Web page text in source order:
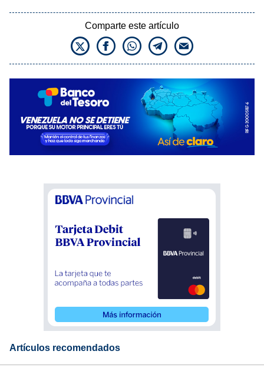
Comparte este artículo
Artículos recomendados